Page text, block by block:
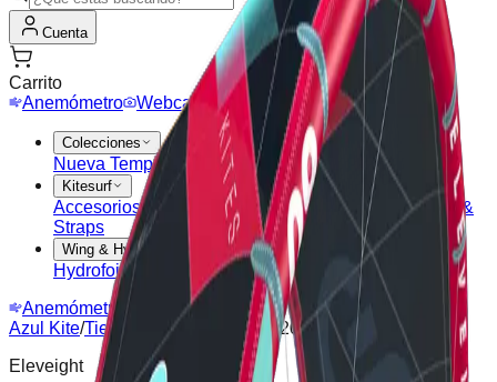
Cuenta
Carrito
Anemómetro
Webcam
Colecciones
Nueva Temporada Outlet Ofertas
Kitesurf
Accesorios Kite BarrasCometas Tablas KitesurfPads &
Straps
Wing & Hydrofoil
HydrofoilTablas WingAlas
Anemómetro
Webcam
Azul Kite/Tienda
Eleveight RSV7 (2024)
Eleveight